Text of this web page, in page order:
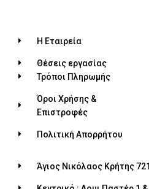
Η Εταιρεία
Θέσεις εργασίας
Τρόποι Πληρωμής
Όροι Χρήσης &
Επιστροφές
Πολιτική Απορρήτου
Άγιος Νικόλαος Κρήτης